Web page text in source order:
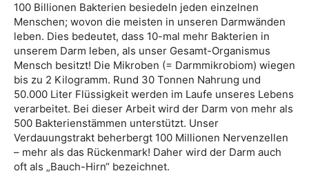
100 Billionen Bakterien besiedeln jeden einzelnen
Menschen; wovon die meisten in unseren Darmwänden
leben. Dies bedeutet, dass 10-mal mehr Bakterien in
unserem Darm leben, als unser Gesamt-Organismus
Mensch besitzt! Die Mikroben (= Darmmikrobiom) wiegen
bis zu 2 Kilogramm. Rund 30 Tonnen Nahrung und
50.000 Liter Flüssigkeit werden im Laufe unseres Lebens
verarbeitet. Bei dieser Arbeit wird der Darm von mehr als
500 Bakterienstämmen unterstützt. Unser
Verdauungstrakt beherbergt 100 Millionen Nervenzellen
– mehr als das Rückenmark! Daher wird der Darm auch
oft als „Bauch-Hirn“ bezeichnet.